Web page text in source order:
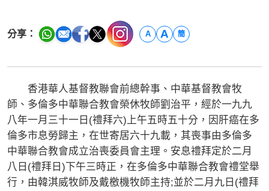
分享： A A 簡
香港華人基督教聯會前總幹事、中華基督教會牧
師、多倫多中華聯合教會榮休牧師劉治平，經於一九九
八年一月三十一日(禮拜六)上午五時五十分，因肝癌在多
倫多市息勞歸主，在世寄居六十九載，其喪事由多倫多
中華聯合教會成立治喪委員會主理。安息禮拜定於二月
八日(禮拜日)下午三時正，在多倫多中華聯合教會禮堂舉
行，由韓淇威牧師及戴檄機牧師主持;並於二月九日(禮拜